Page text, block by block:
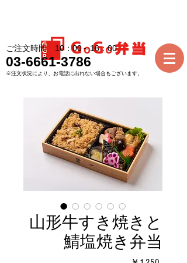
ご注文時間 10：00～16：00
03-6661-3786
※注文状況により、お電話に出れない場合もございます。
山形牛すき焼きと
鯖塩焼き弁当